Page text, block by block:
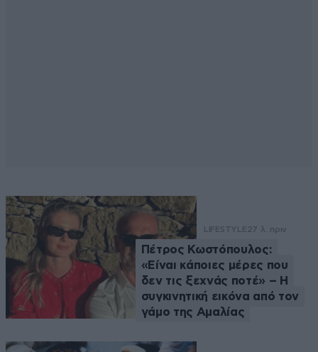
LIFESTYLE27 λ. πριν
Πέτρος Κωστόπουλος:
«Είναι κάποιες μέρες που
δεν τις ξεχνάς ποτέ» – Η
συγκινητική εικόνα από τον
γάμο της Αμαλίας